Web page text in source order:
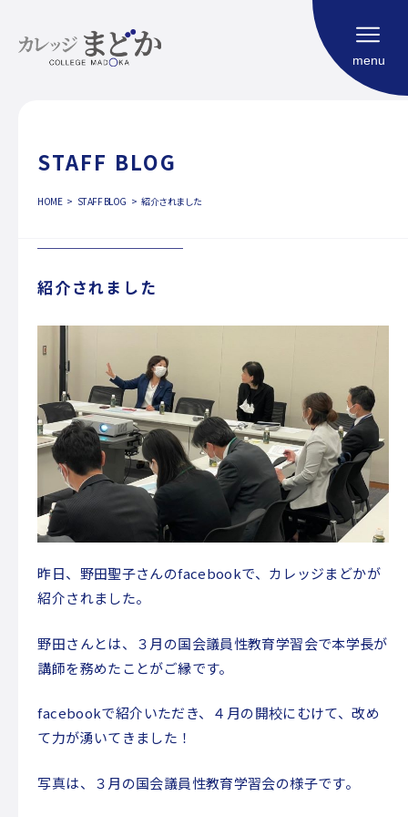
HOME
福祉型大学校
利用案内
よくある質問
ご相談申し込み
放課後等デイサービス
コンセプト
利用案内
自己評価表・支援プログラム
よくある質問
スタッフ紹介
保護者様の声
授業体験・見学の申し込み
お問い合わせ
menu
STAFF BLOG
HOME STAFF BLOG 紹介されました
紹介されました
昨日、野田聖子さんのfacebookで、カレッジまどかが
紹介されました。
野田さんとは、３月の国会議員性教育学習会で本学長が
講師を務めたことがご縁です。
facebookで紹介いただき、４月の開校にむけて、改め
て力が湧いてきました！
写真は、３月の国会議員性教育学習会の様子です。